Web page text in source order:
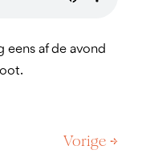
eens af de avond
Vorige →